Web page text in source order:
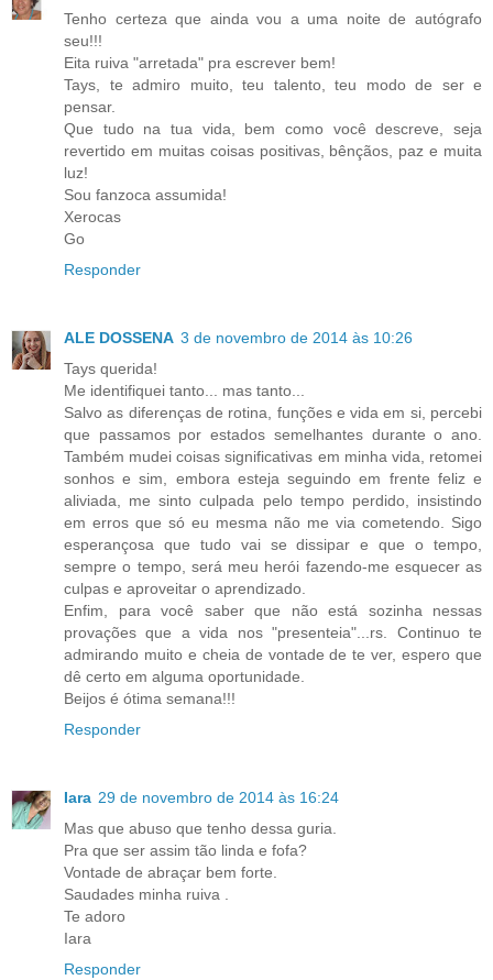
Tenho certeza que ainda vou a uma noite de autógrafo
seu!!!
Eita ruiva "arretada" pra escrever bem!
Tays, te admiro muito, teu talento, teu modo de ser e
pensar.
Que tudo na tua vida, bem como você descreve, seja
revertido em muitas coisas positivas, bênçãos, paz e muita
luz!
Sou fanzoca assumida!
Xerocas
Go
Responder
ALE DOSSENA 3 de novembro de 2014 às 10:26
Tays querida!
Me identifiquei tanto... mas tanto...
Salvo as diferenças de rotina, funções e vida em si, percebi
que passamos por estados semelhantes durante o ano.
Também mudei coisas significativas em minha vida, retomei
sonhos e sim, embora esteja seguindo em frente feliz e
aliviada, me sinto culpada pelo tempo perdido, insistindo
em erros que só eu mesma não me via cometendo. Sigo
esperançosa que tudo vai se dissipar e que o tempo,
sempre o tempo, será meu herói fazendo-me esquecer as
culpas e aproveitar o aprendizado.
Enfim, para você saber que não está sozinha nessas
provações que a vida nos "presenteia"...rs. Continuo te
admirando muito e cheia de vontade de te ver, espero que
dê certo em alguma oportunidade.
Beijos é ótima semana!!!
Responder
Iara 29 de novembro de 2014 às 16:24
Mas que abuso que tenho dessa guria.
Pra que ser assim tão linda e fofa?
Vontade de abraçar bem forte.
Saudades minha ruiva .
Te adoro
Iara
Responder